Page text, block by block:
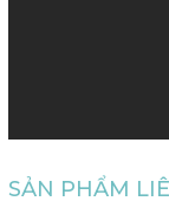
SẢN PHẨM